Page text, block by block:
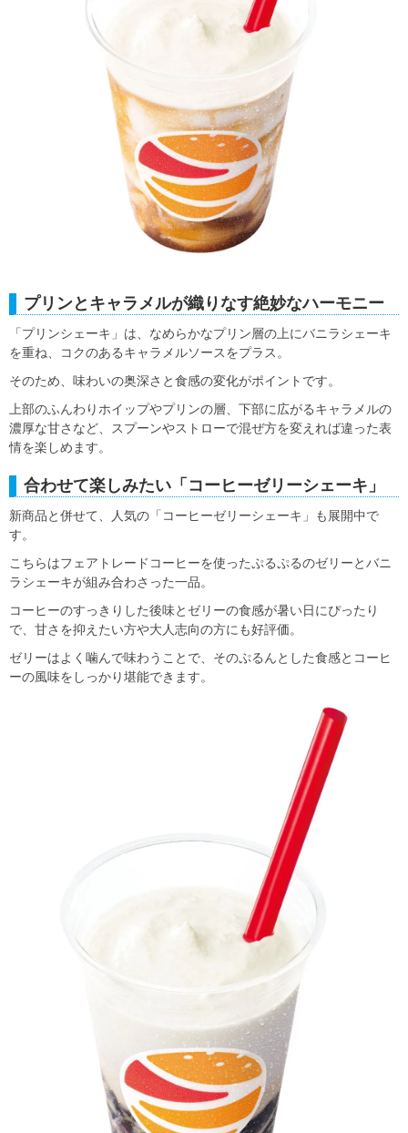
プリンとキャラメルが織りなす絶妙なハーモニー
「プリンシェーキ」は、なめらかなプリン層の上にバニラシェーキ
を重ね、コクのあるキャラメルソースをプラス。
そのため、味わいの奥深さと食感の変化がポイントです。
上部のふんわりホイップやプリンの層、下部に広がるキャラメルの
濃厚な甘さなど、スプーンやストローで混ぜ方を変えれば違った表
情を楽しめます。
合わせて楽しみたい「コーヒーゼリーシェーキ」
新商品と併せて、人気の「コーヒーゼリーシェーキ」も展開中で
す。
こちらはフェアトレードコーヒーを使ったぷるぷるのゼリーとバニ
ラシェーキが組み合わさった一品。
コーヒーのすっきりした後味とゼリーの食感が暑い日にぴったり
で、甘さを抑えたい方や大人志向の方にも好評価。
ゼリーはよく噛んで味わうことで、そのぷるんとした食感とコーヒ
ーの風味をしっかり堪能できます。